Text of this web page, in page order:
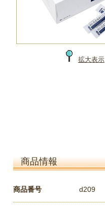
拡大表示
商品情報
商品番号 d209